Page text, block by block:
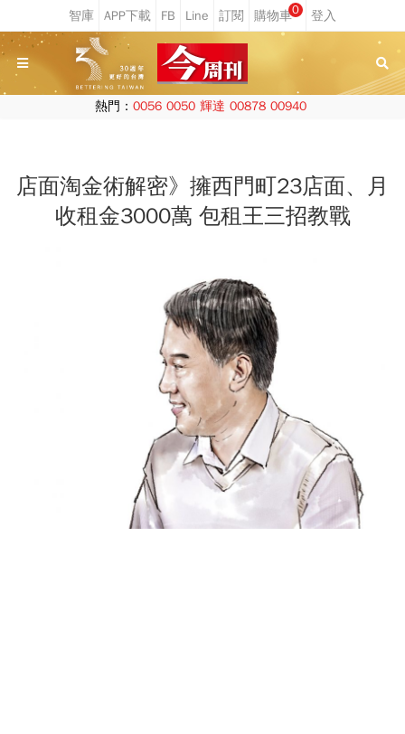
0
熱門： 0056 0050 輝達 00878 00940
店面淘金術解密》擁西門町23店面、月
收租金3000萬 包租王三招教戰